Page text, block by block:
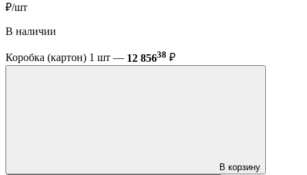
₽/шт
В наличии
Коробка (картон) 1 шт — 12 85638 ₽
В корзину